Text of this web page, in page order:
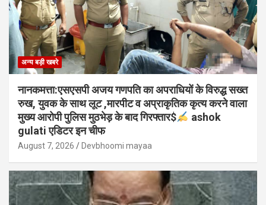
अन्य बड़ी खबरे
नानकमत्ता:एसएसपी अजय गणपति का अपराधियों के विरुद्ध सख्त
रुख, युवक के साथ लूट ,मारपीट व अप्राकृतिक कृत्य करने वाला
मुख्य आरोपी पुलिस मुठभेड़ के बाद गिरफ्तार$
ashok
gulati एडिटर इन चीफ
August 7, 2026 Devbhoomi mayaa